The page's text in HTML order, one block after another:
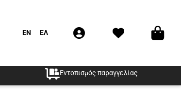
EN ΕΛ
Εντοπισμός παραγγελίας